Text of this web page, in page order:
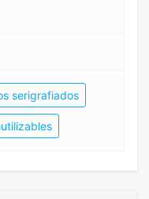
serigrafiados